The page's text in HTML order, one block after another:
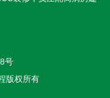
号
版权所有